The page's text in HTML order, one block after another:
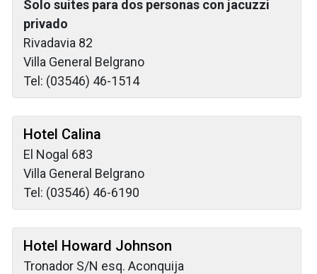
Solo suites para dos personas con jacuzzi
privado
Rivadavia 82
Villa General Belgrano
Tel: (03546) 46-1514
Hotel Calina
El Nogal 683
Villa General Belgrano
Tel: (03546) 46-6190
Hotel Howard Johnson
Tronador S/N esq. Aconquija